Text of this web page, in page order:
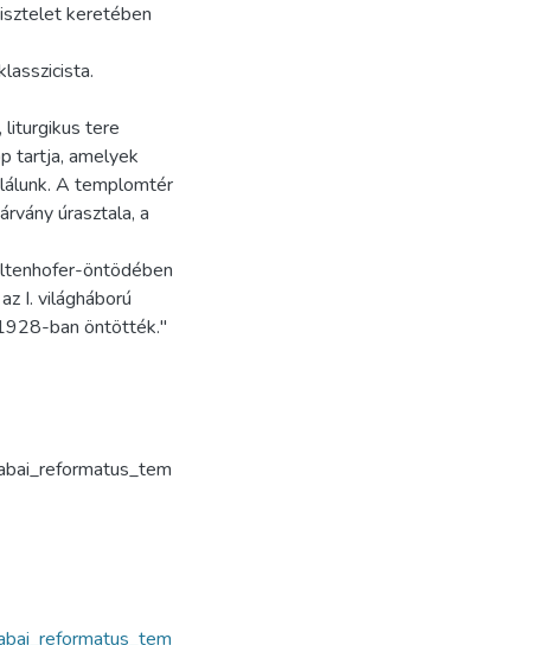
keretében
tere
tartja, amelyek
A templomtér
úrasztala, a
öntödében
I. világháború
ban öntötték."